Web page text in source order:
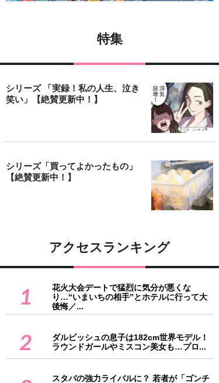
特集
シリーズ 「実録！私の人生、泣き
笑い」【絶賛更新中！】
シリーズ「買ってよかったもの」
【絶賛更新中！】
アクセスランキング
1
花火大会デートで猛烈に気分が悪くな
り…“いまいちの相手”とホテルに行って大
後悔／...
2
ダルビッシュの息子は182cm世界モデル！
ラウンドガールやミスコン美女も…プロ...
スタバの強力ライバルに？ 若者が「ゴンチ